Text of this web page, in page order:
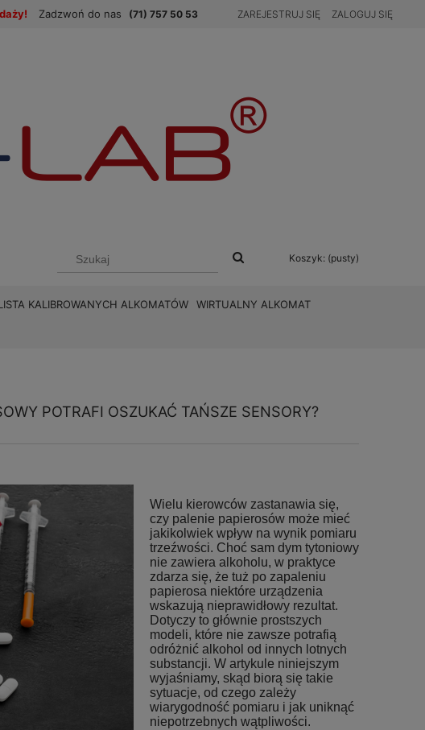
Zadzwoń do nas (71) 757 50 53 ZAREJESTRUJ SIĘ ZALOGUJ SIĘ
Koszyk: (pusty)
KALIBROWANYCH ALKOMATÓW
WIRTUALNY ALKOMAT
POTRAFI OSZUKAĆ TAŃSZE SENSORY?
Wielu kierowców zastanawia się,
czy palenie papierosów może mieć
jakikolwiek wpływ na wynik pomiaru
trzeźwości. Choć sam dym tytoniowy
nie zawiera alkoholu, w praktyce
zdarza się, że tuż po zapaleniu
papierosa niektóre urządzenia
wskazują nieprawidłowy rezultat.
Dotyczy to głównie prostszych
modeli, które nie zawsze potrafią
odróżnić alkohol od innych lotnych
substancji. W artykule niniejszym
wyjaśniamy, skąd biorą się takie
sytuacje, od czego zależy
wiarygodność pomiaru i jak uniknąć
niepotrzebnych wątpliwości.